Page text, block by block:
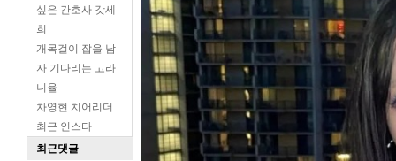
싶은 간호사 갓세
희
개목걸이 잡을 남
자 기다리는 고라
니율
차영현 치어리더
최근 인스타
최근댓글